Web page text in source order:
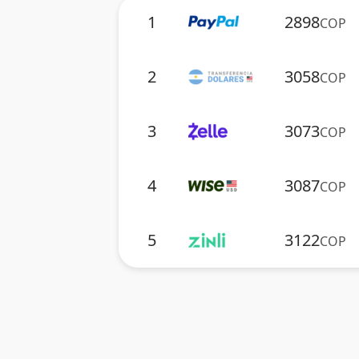
1 2898COP
2 3058COP
3 3073COP
4 3087COP
5 3122COP